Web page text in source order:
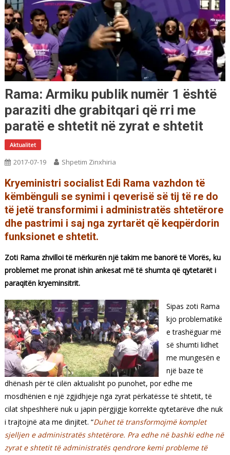
Rama: Armiku publik numër 1 është
paraziti dhe grabitqari që rri me
paratë e shtetit në zyrat e shtetit
Aktualitet
2017-07-19 Shpetim Zinxhiria
Kryeministri socialist Edi Rama vazhdon të
këmbënguli se synimi i qeverisë së tij të re do
të jetë transformimi i administratës shtetërore
dhe pastrimi i saj nga zyrtarët që keqpërdorin
funksionet e shtetit.
Zoti Rama zhvilloi të mërkurën një takim me banorë të Vlorës, ku
problemet me pronat ishin ankesat më të shumta që qytetarët i
paraqitën kryeminsitrit.
Sipas zoti Rama
kjo problematikë
e trashëguar më
së shumti lidhet
me mungesën e
një baze të
dhënash për të cilën aktualisht po punohet, por edhe me
mosdhënien e një zgjidhjeje nga zyrat përkatësse të shtetit, të
cilat shpeshherë nuk u japin përgjigje korrekte qytetarëve dhe nuk
i trajtojnë ata me dinjitet. “Duhet të transformojmë komplet
sjelljen e administratës shtetërore. Pra edhe në bashki edhe në
zyrat e shtetit të administratës qendrore kemi probleme të